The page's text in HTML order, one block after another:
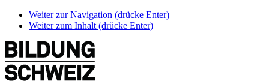
Weiter zur Navigation (drücke Enter)
Weiter zum Inhalt (drücke Enter)